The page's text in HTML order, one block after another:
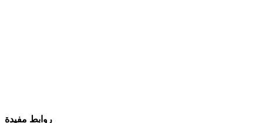
روابط مفيدة